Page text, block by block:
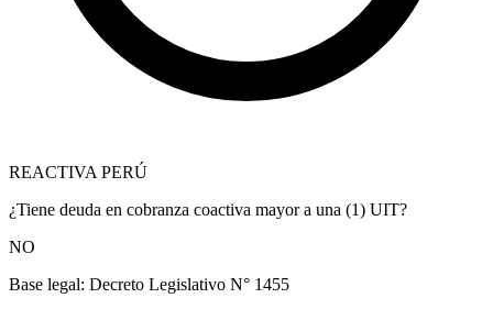
REACTIVA PERÚ
¿Tiene deuda en cobranza coactiva mayor a una (1) UIT?
NO
Base legal: Decreto Legislativo N° 1455